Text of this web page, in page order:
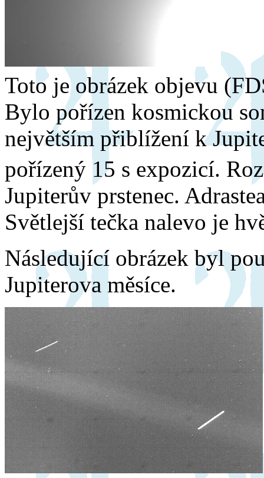
Toto je obrázek objevu
Bylo pořízen kosmickou
největším přiblížení k
pořízený 15 s expozicí.
Jupiterův prstenec.
Světlejší tečka nalevo je
Následující obrázek byl
Jupiterova měsíce.